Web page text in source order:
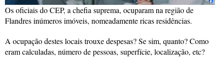
Os oficiais do CEP, a chefia suprema, ocuparam na região de
Flandres inúmeros imóveis, nomeadamente ricas residências.
A ocupação destes locais trouxe despesas? Se sim, quanto? Como
eram calculadas, número de pessoas, superfície, localização, etc?